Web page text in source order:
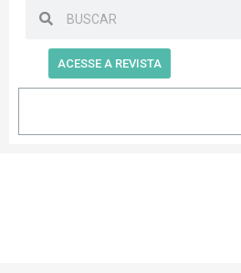
ACESSE A REVISTA